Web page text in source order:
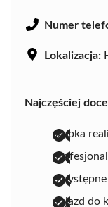
Numer
Lokalizacja:
Najczęściej
szybka
dojazd do